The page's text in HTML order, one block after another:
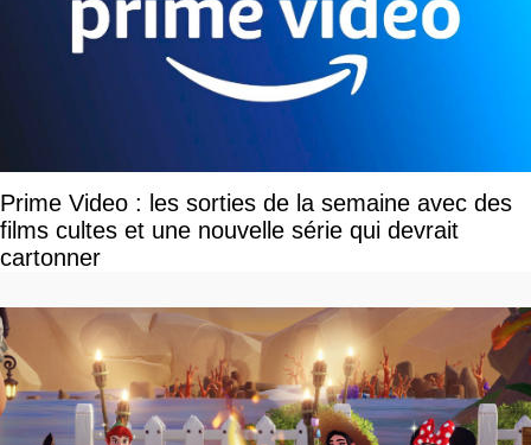
Prime Video : les sorties de la semaine avec des
films cultes et une nouvelle série qui devrait
cartonner